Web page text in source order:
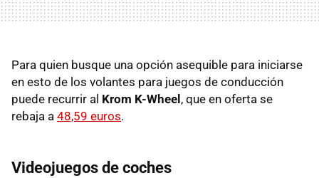
Para quien busque una opción asequible para iniciarse
en esto de los volantes para juegos de conducción
puede recurrir al Krom K-Wheel , que en oferta se
rebaja a 48,59 euros.
Videojuegos de coches